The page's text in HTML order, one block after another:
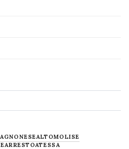
AGNONESEALTOMOLISE
ARRESTOATESSA